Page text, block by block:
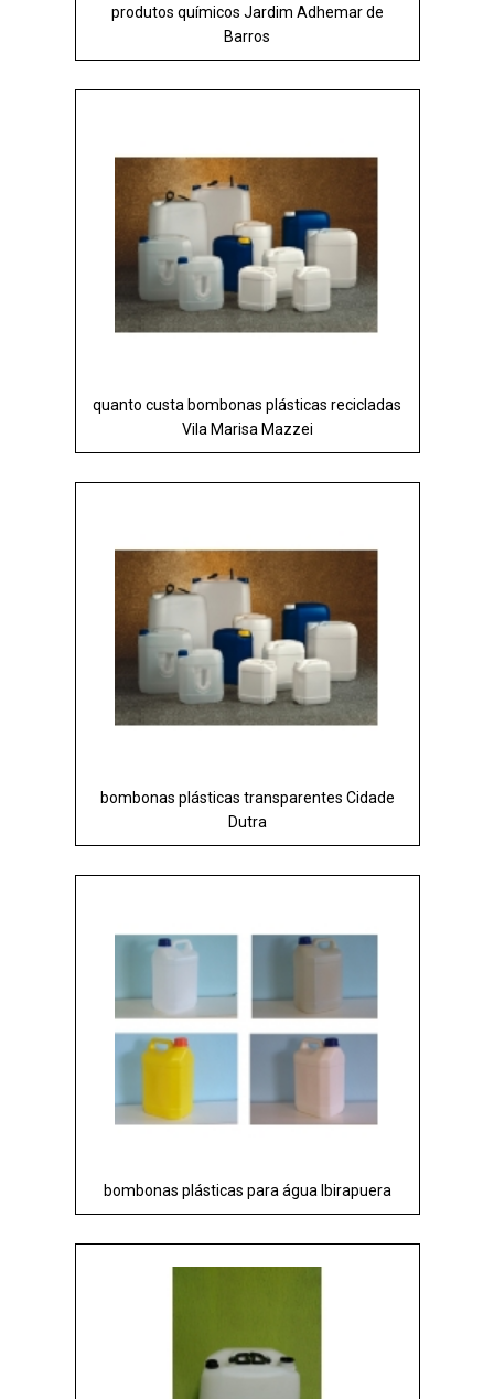
produtos químicos Jardim Adhemar de
Barros
quanto custa bombonas plásticas recicladas
Vila Marisa Mazzei
bombonas plásticas transparentes Cidade
Dutra
bombonas plásticas para água Ibirapuera